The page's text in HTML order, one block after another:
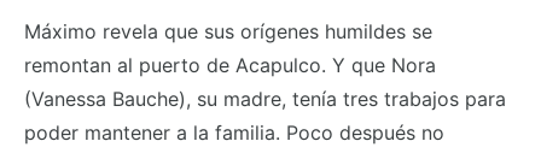
Máximo revela que sus orígenes humildes se
remontan al puerto de Acapulco. Y que Nora
(Vanessa Bauche), su madre, tenía tres trabajos para
poder mantener a la familia. Poco después no